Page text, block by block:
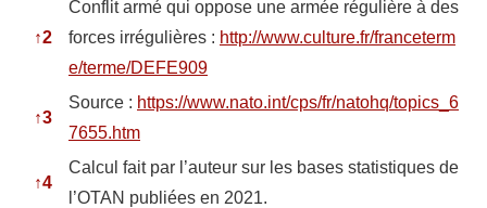
↑2
Conflit armé qui oppose une armée régulière à des
forces irrégulières : http://www.culture.fr/franceterm
e/terme/DEFE909
↑3
Source : https://www.nato.int/cps/fr/natohq/topics_6
7655.htm
↑4
Calcul fait par l’auteur sur les bases statistiques de
l’OTAN publiées en 2021.